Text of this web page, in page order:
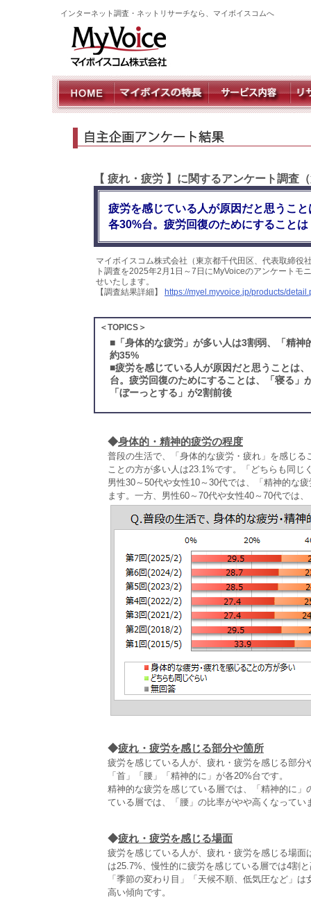
インターネット調査・ネットリサーチなら、マイボイスコムへ
【 疲れ・疲労 】に関するアンケート調査
疲労を感じている人が原因だと思うこ
各30%台。疲労回復のためにすること
マイボイスコム株式会社（東京都千代田区、代表取締
ト調査を2025年2月1日～7日にMyVoiceのアンケートモ
せいたします。
【調査結果詳細】
https://myel.myvoice.jp/products/
＜TOPICS＞
■ 「身体的な疲労」が多い人は3割弱、「精
約35%
■疲労を感じている人が原因だと思うことは
台。疲労回復のためにすることは、「寝る」
「ぼーっとする」が2割前後
◆身体的・精神的疲労の程度
普段の生活で、「身体的な疲労・疲れ」を感じ
ことの方が多い人は23.1%です。「どちらも同じ
男性30～50代や女性10～30代では、「精神的な
ます。一方、男性60～70代や女性40～70代では
◆疲れ・疲労を感じる部分や箇所
疲労を感じている人が、疲れ・疲労を感じる部
「首」「腰」「精神的に」が各20%台です。
精神的な疲労を感じている層では、「精神的に
ている層では、「腰」の比率がやや高くなってい
◆疲れ・疲労を感じる場面
疲労を感じている人が、疲れ・疲労を感じる場
は25.7%、慢性的に疲労を感じている層では4割
「季節の変わり目」「天候不順、低気圧など」
高い傾向です。